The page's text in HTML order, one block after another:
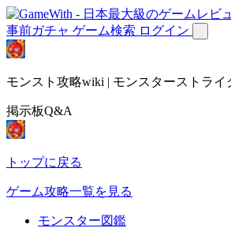
事前ガチャ ゲーム検索 ログイン
モンスト攻略wiki | モンスターストライ
掲示板Q&A
トップに戻る
ゲーム攻略一覧を見る
モンスター図鑑